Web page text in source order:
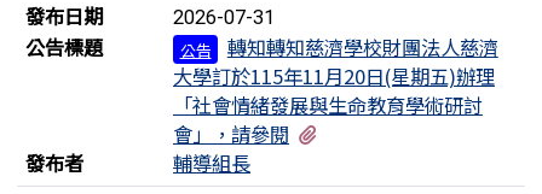
發布日期
2026-07-31
公告標題 公告
轉知轉知慈濟學校財團法人慈濟
大學訂於115年11月20日(星期五)辦理
「社會情緒發展與生命教育學術研討
會」，請參閱
發布者
輔導組長